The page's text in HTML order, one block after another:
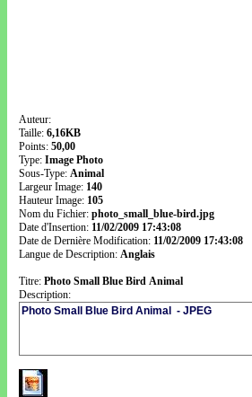
Auteur:
Taille: 6,16KB
Points: 50,00
Type: Image Photo
Sous-Type: Animal
Largeur Image: 140
Hauteur Image: 105
Nom du Fichier: photo_small_blue-bird.jpg
Date d'Insertion: 11/02/2009 17:43:08
Date de Dernière Modification: 11/02/2009 17:43:08
Langue de Description: Anglais
Titre: Photo Small Blue Bird Animal
Description: